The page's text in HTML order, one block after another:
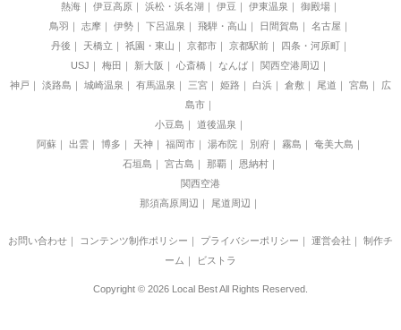
熱海
伊豆高原 浜松・浜名湖 伊豆 伊東温泉
御殿場
鳥羽
志摩 伊勢 下呂温泉 飛騨・高山 日間賀島
名古屋
丹後
天橋立 祇園・東山 京都市 京都駅前
四条・河原町
USJ
梅田 新大阪 心斎橋 なんば
関西空港周辺
神戸
淡路島 城崎温泉 有馬温泉 三宮 姫路 白浜 倉敷 尾道 宮島
広
島市
小豆島
道後温泉
阿蘇
出雲 博多 天神 福岡市 湯布院 別府 霧島
奄美大島
石垣島
宮古島 那覇
恩納村
関西空港
那須高原周辺
尾道周辺
お問い合わせ｜ コンテンツ制作ポリシー プライバシーポリシー 運営会社
制作チ
ーム
ビストラ
Copyright © 2026 Local Best All Rights Reserved.